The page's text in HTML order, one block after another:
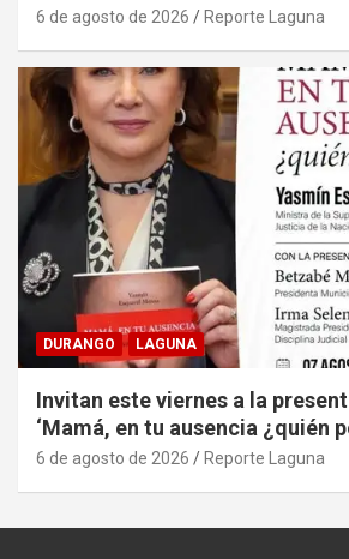
6 de agosto de 2026 Reporte Laguna
DURANGO LAGUNA
Invitan este viernes a la
‘Mamá, en tu ausencia ¿quién
6 de agosto de 2026 Reporte Laguna